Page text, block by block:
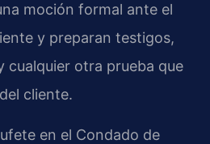
moción formal ante el
y preparan testigos,
cualquier otra prueba que
cliente.
en el Condado de